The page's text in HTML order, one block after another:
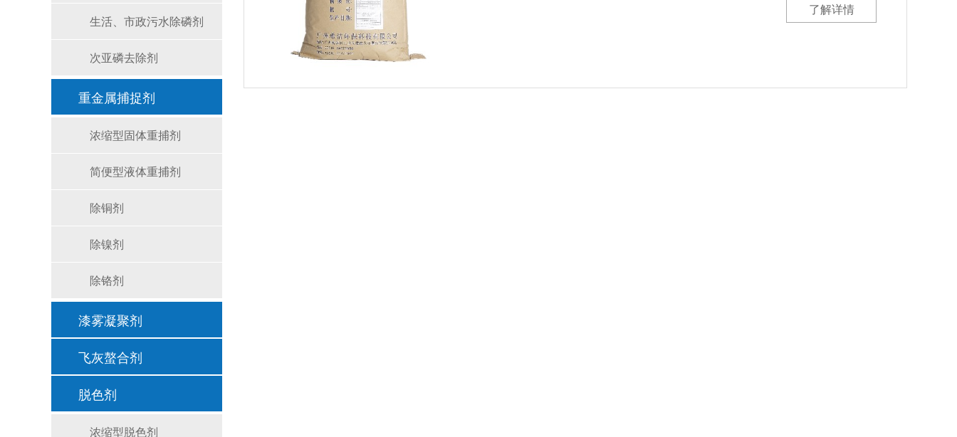
了解详情
生活、市政污水除磷剂
次亚磷去除剂
重金属捕捉剂
浓缩型固体重捕剂
简便型液体重捕剂
除铜剂
除镍剂
除铬剂
漆雾凝聚剂
飞灰螯合剂
脱色剂
浓缩型脱色剂